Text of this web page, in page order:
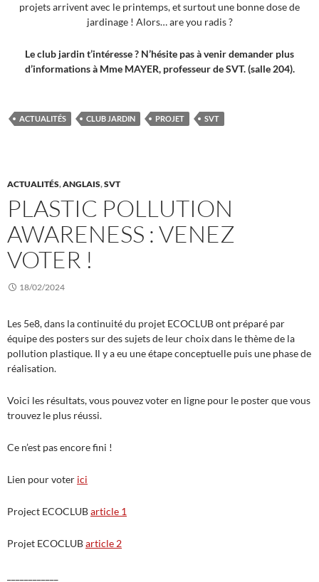
projets arrivent avec le printemps, et surtout une bonne dose de
jardinage ! Alors… are you radis ?
Le club jardin t’intéresse ? N’hésite pas à venir demander plus
d’informations à Mme MAYER, professeur de SVT. (salle 204).
ACTUALITÉS CLUB JARDIN PROJET SVT
ACTUALITÉS,ANGLAIS,SVT
PLASTIC POLLUTION
AWARENESS : VENEZ
VOTER !
18/02/2024
Les 5e8, dans la continuité du projet ECOCLUB ont préparé par
équipe des posters sur des sujets de leur choix dans le thème de la
pollution plastique. Il y a eu une étape conceptuelle puis une phase de
réalisation.
Voici les résultats, vous pouvez voter en ligne pour le poster que vous
trouvez le plus réussi.
Ce n’est pas encore fini !
Lien pour voter ici
Project ECOCLUBarticle 1
Projet ECOCLUBarticle 2